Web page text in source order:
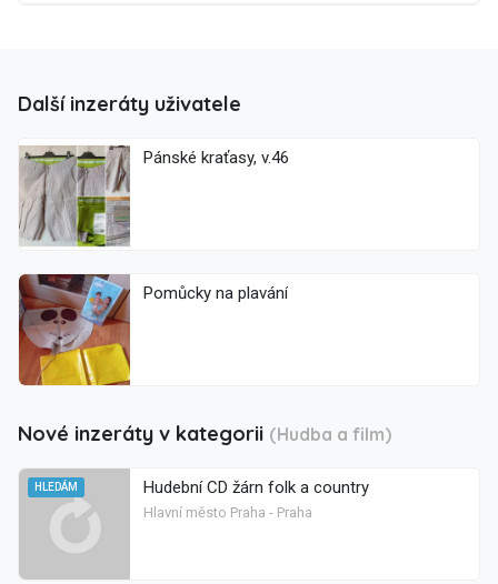
Další inzeráty uživatele
Pánské kraťasy, v.46
Pomůcky na plavání
Nové inzeráty v kategorii (Hudba a film)
HLEDÁM Hudební CD žárn folk a country
Hlavní město Praha - Praha